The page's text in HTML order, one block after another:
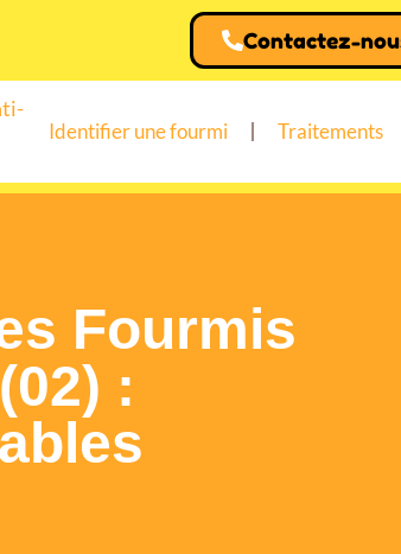
Contactez-
Identifier une fourmi Traitements
Fourmis
: